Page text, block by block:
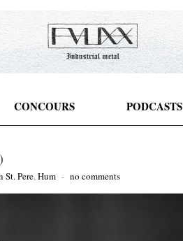
CONCOURS PODCASTS
St. Pere,Hum - no comments